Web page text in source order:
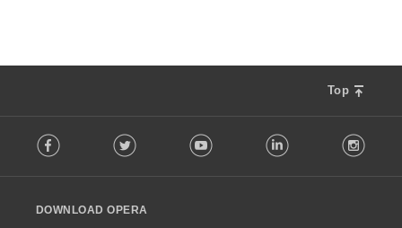
ख्या
Top
o
w
Facebook Twitter Youtube LinkedIn
DOWNLOAD OPERA